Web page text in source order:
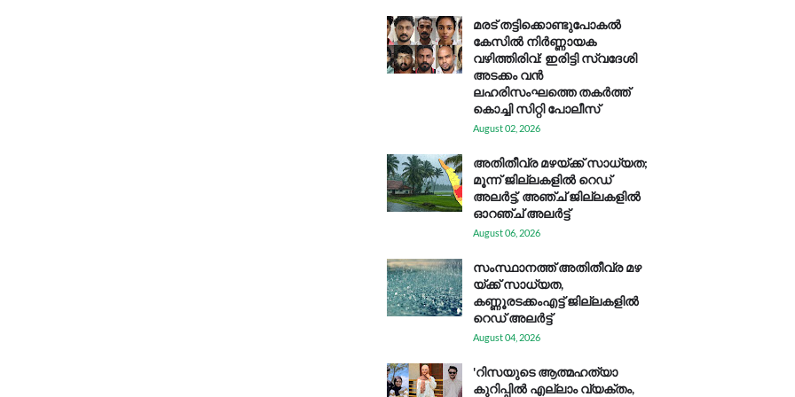
മരട് തട്ടിക്കൊണ്ടുപോകൽ
കേസിൽ നിർണ്ണായക
വഴിത്തിരിവ്: ഇരിട്ടി സ്വദേശി
അടക്കം വൻ
ലഹരിസംഘത്തെ തകർത്ത്
കൊച്ചി സിറ്റി പോലീസ്
August 02, 2026
അതിതീവ്ര മഴയ്ക്ക് സാധ്യത;
മൂന്ന് ജില്ലകളിൽ റെഡ്
അലർട്ട്, അഞ്ച് ജില്ലകളിൽ
ഓറഞ്ച് അലർട്ട്
August 06, 2026
സം​സ്ഥാ​ന​ത്ത് അ​തി​തീ​വ്ര മ​ഴ​
യ്ക്ക് സാ​ധ്യ​ത,
കണ്ണൂരടക്കംഎ​ട്ട് ജി​ല്ല​ക​ളി​ൽ
റെ​ഡ് അ​ലർ​ട്ട്
August 04, 2026
'റിസയുടെ ആത്മഹത്യാ
കുറിപ്പിൽ എല്ലാം വ്യക്തം,